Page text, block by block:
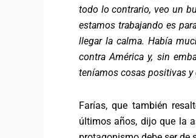
todo lo contrario, veo un
estamos trabajando es
llegar la calma. Había
contra América y, sin
teníamos cosas positivas y
Farías, que también
últimos años, dijo que la